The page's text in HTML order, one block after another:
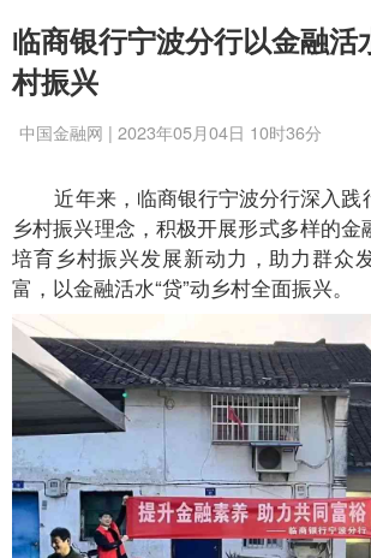
临商银行宁波分行以金融活
村振兴
中国金融网 | 2023年05月04日 10时36分
近年来，临商银行宁波分行深入践
乡村振兴理念，积极开展形式多样的金
培育乡村振兴发展新动力，助力群众
富，以金融活水“贷”动乡村全面振兴。